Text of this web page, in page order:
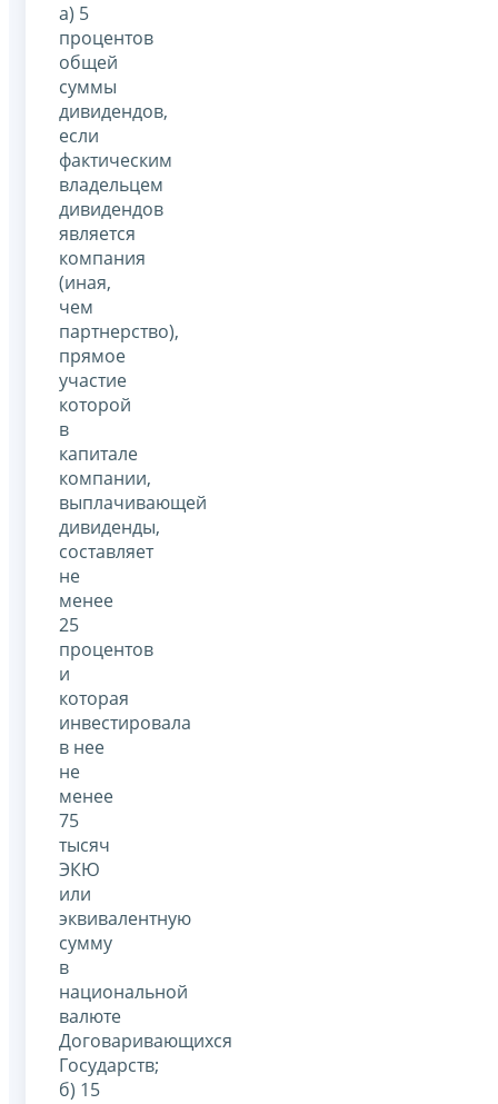
а) 5
процентов
общей
суммы
дивидендов,
если
фактическим
владельцем
дивидендов
является
компания
(иная,
чем
партнерство),
прямое
участие
которой
в
капитале
компании,
выплачивающей
дивиденды,
составляет
не
менее
25
процентов
и
которая
инвестировала
в нее
не
менее
75
тысяч
ЭКЮ
или
эквивалентную
сумму
в
национальной
валюте
Договаривающихся
Государств;
б) 15